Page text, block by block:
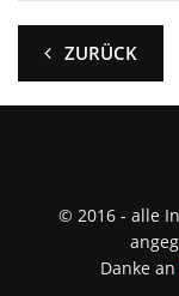
ZURÜCK
© 2016 - alle
Danke an